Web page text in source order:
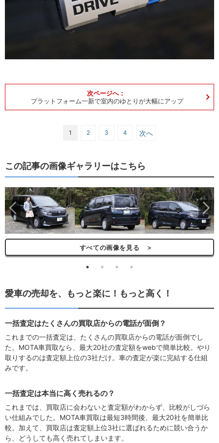
プラットフォーム一新で室内のゆとりが大幅にアップ
1 2 3 4 次へ
この記事の画像ギャラリーはこちら
すべての画像を見る ＞
愛車の売却を、もっと楽に！もっと高く！
一括査定はたくさんの買取店からの電話が面倒？
これまでの一括査定は、たくさんの買取店からの電話が面倒でし
た。MOTA車買取なら、最大20社の査定額をwebで簡単比較。やり
取りするのは査定額上位の3社だけ。車の査定が楽に完結する仕組
みです。
一括査定は本当に高く売れるの？
これまでは、買取店に会わないと査定額がわからず、比較がしづら
い仕組みでした。MOTA車買取は最短3時間後、最大20社を簡単比
較。加えて、買取店は査定額上位3社に選ばれるために競い合うか
ら、どうしても高く売れてしまいます。